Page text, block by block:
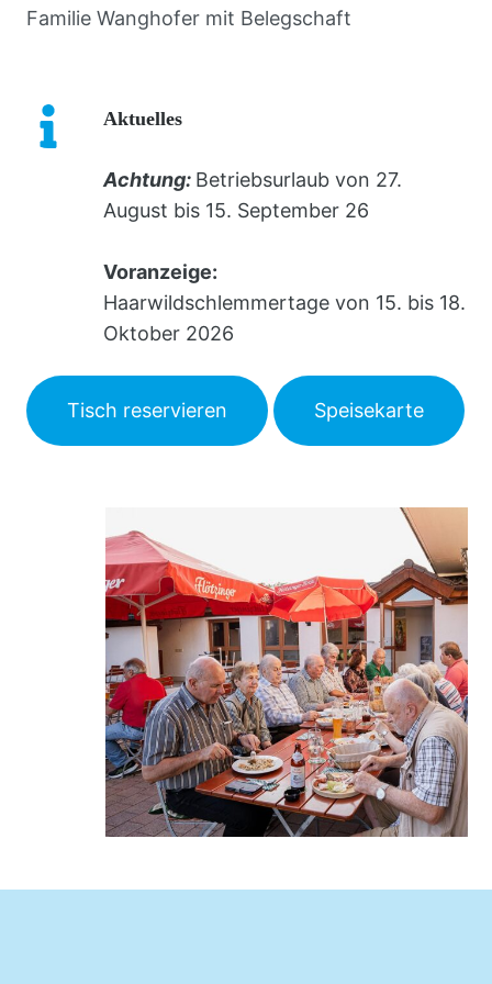
Familie Wanghofer mit Belegschaft
Aktuelles
Achtung: Betriebsurlaub von 27.
August bis 15. September 26
Voranzeige:
Haarwildschlemmertage von 15. bis 18.
Oktober 2026
Tisch reservieren Speisekarte